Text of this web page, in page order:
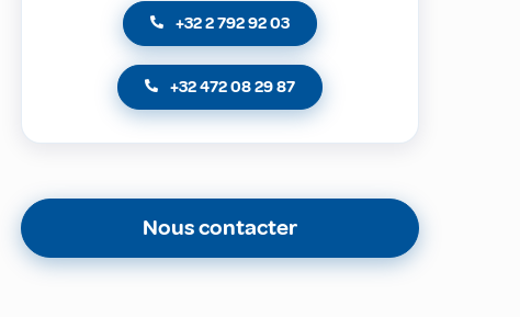
+32 2 792 92 03
+32 472 08 29 87
Nous contacter